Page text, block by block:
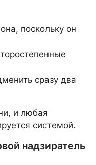
поскольку он
сразу два
и любая
системой.
надзиратель